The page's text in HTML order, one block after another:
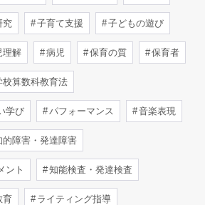
究 子育て支援 子どもの遊び
解 病児 保育の質 保育者
算数科教育法
学び パフォーマンス 音楽表現
障害・発達障害
ント 知能検査・発達検査
育 ライティング指導